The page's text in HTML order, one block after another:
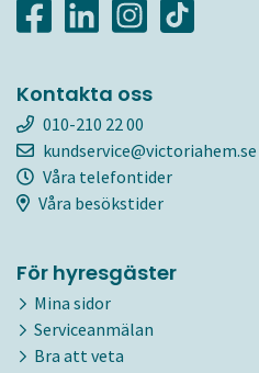
Kontakta oss
010-210 22 00
kundservice@victoriahem.se
Våra telefontider
Våra besökstider
För hyresgäster
Mina sidor
Serviceanmälan
Bra att veta